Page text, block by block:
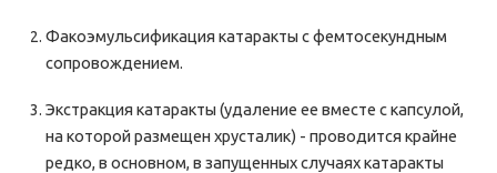
Факоэмульсификация катаракты с фемтосекундным
сопровождением.
Экстракция катаракты (удаление ее вместе с капсулой,
на которой размещен хрусталик) - проводится крайне
редко, в основном, в запущенных случаях катаракты